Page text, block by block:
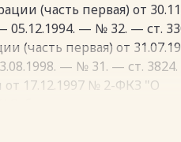
(часть первая) от
05.12.1994. — № 32. — ст.
(часть первая) от
— № 31. — ст. 3824.
17.12.1997 № 2-ФКЗ "О